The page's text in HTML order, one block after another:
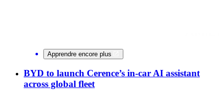
Apprendre encore plus
BYD to launch Cerence’s in-car AI assistant
across global fleet